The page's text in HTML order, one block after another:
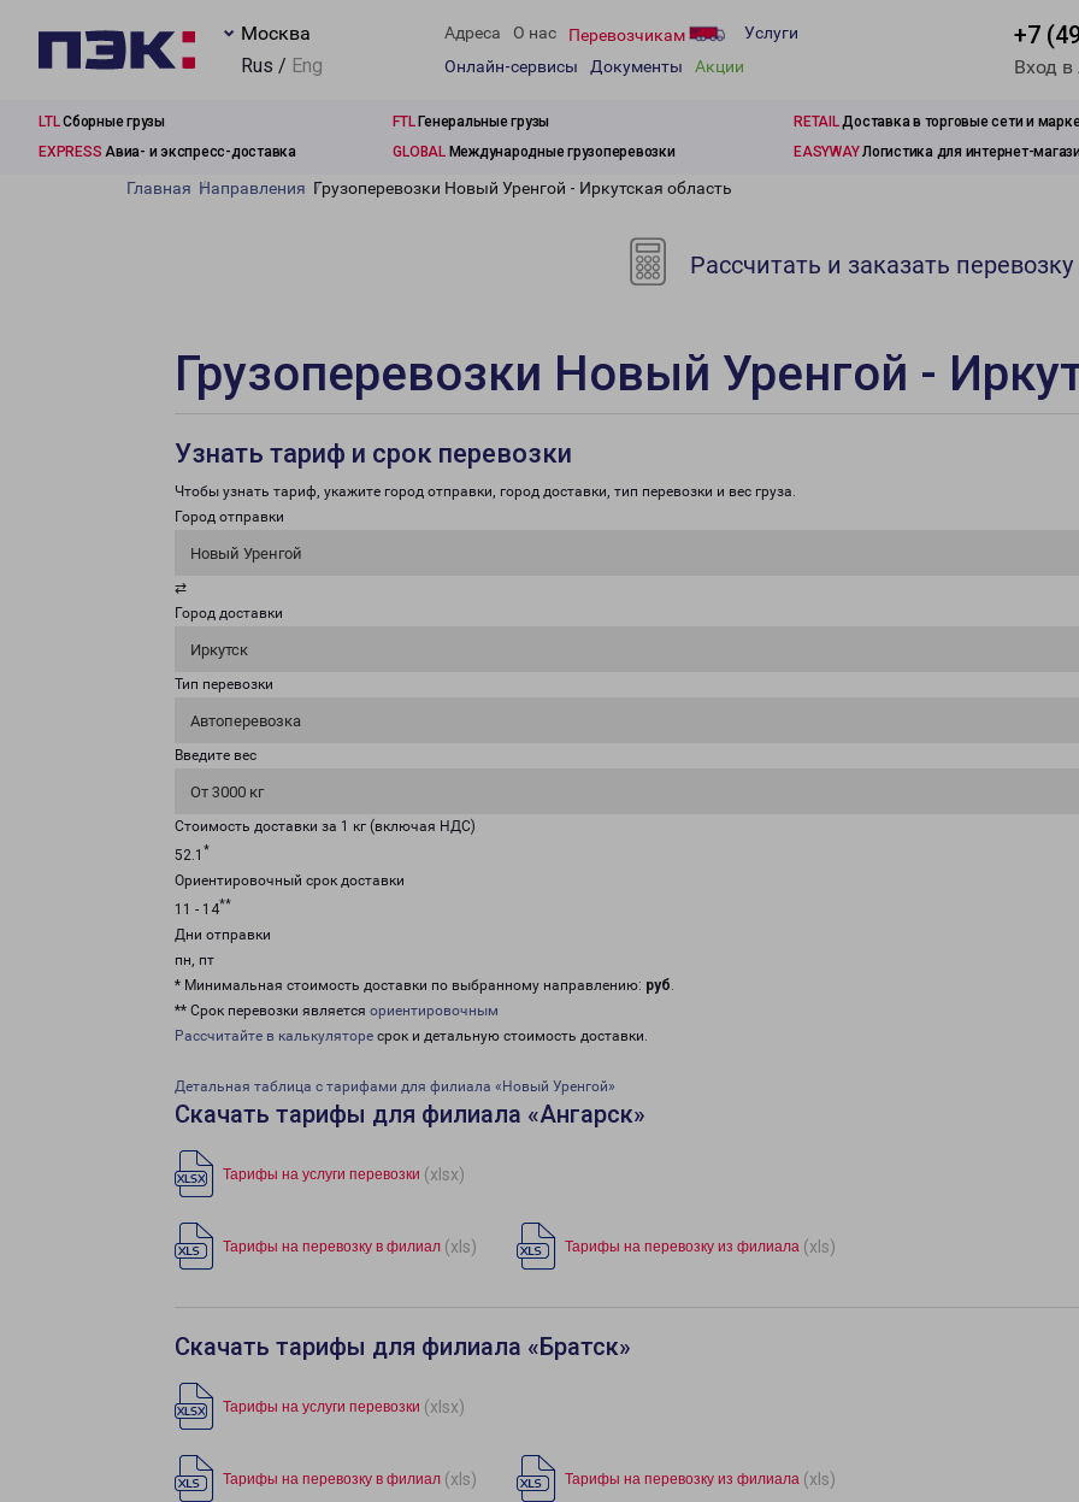
Москва
Rus / Eng
Адреса О нас Перевозчикам
Услуги
Онлайн-сервисы
Документы Акции
+7
Вход
LTLСборные грузы FTLГенеральные грузы RETAILДоставка в торговые сети и
EXPRESS Авиа- и экспресс-доставка GLOBALМеждународные грузоперевозки EASYWAYЛогистика для интернет-
Главная Направления Грузоперевозки Новый Уренгой - Иркутская область
Рассчитать и заказать перевозку
Грузоперевозки Новый Уренгой -
Узнать тариф и срок перевозки
Чтобы узнать тариф, укажите город отправки, город доставки, тип перевозки и вес груза.
Город отправки
Новый Уренгой
⇄
Город доставки
Иркутск
Тип перевозки
Автоперевозка
Введите вес
От 3000 кг
Стоимость доставки за 1 кг (включая НДС)
52.1 *
Ориентировочный срок доставки
11 - 14**
Дни отправки
пн, пт
* Минимальная стоимость доставки по выбранному направлению: руб.
** Срок перевозки является ориентировочным
Рассчитайте в калькуляторе срок и детальную стоимость доставки.
Детальная таблица с тарифами для филиала «Новый Уренгой»
Скачать тарифы для филиала «Ангарск»
Тарифы на услуги перевозки (xlsx)
Тарифы на перевозку в филиал (xls) Тарифы на перевозку из филиала (xls)
Скачать тарифы для филиала «Братск»
Тарифы на услуги перевозки (xlsx)
Тарифы на перевозку в филиал (xls) Тарифы на перевозку из филиала (xls)